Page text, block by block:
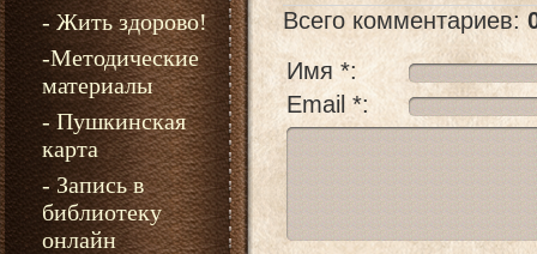
- Жить здорово!
-Методические
материалы
- Пушкинская
карта
- Запись в
библиотеку
онлайн
Всего комментариев:
Имя *:
Email *: